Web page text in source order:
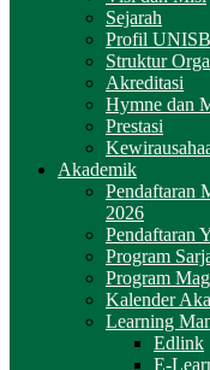
Sejarah
Profil
Struktur
Akreditasi
Hymne dan
Prestasi
Akademik
Pendaftaran
2026
Pendaftaran
Program
Program
Kalender
Learning
Edlink
E-